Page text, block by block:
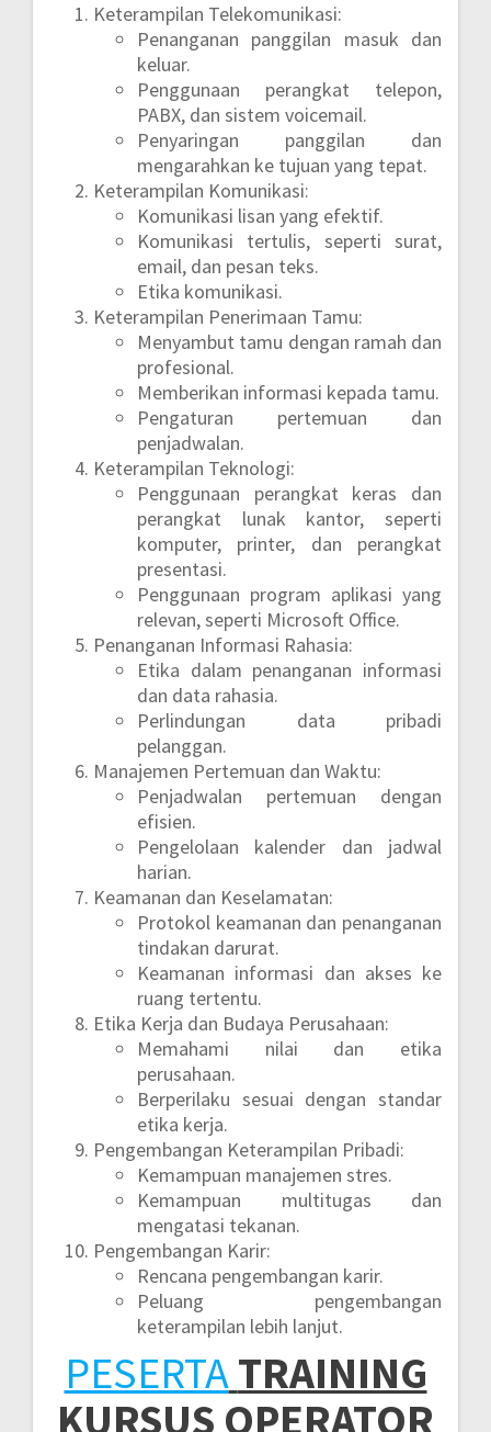
Keterampilan Telekomunikasi:
Penanganan panggilan masuk dan
keluar.
Penggunaan perangkat telepon,
PABX, dan sistem voicemail.
Penyaringan panggilan dan
mengarahkan ke tujuan yang tepat.
Keterampilan Komunikasi:
Komunikasi lisan yang efektif.
Komunikasi tertulis, seperti surat,
email, dan pesan teks.
Etika komunikasi.
Keterampilan Penerimaan Tamu:
Menyambut tamu dengan ramah dan
profesional.
Memberikan informasi kepada tamu.
Pengaturan pertemuan dan
penjadwalan.
Keterampilan Teknologi:
Penggunaan perangkat keras dan
perangkat lunak kantor, seperti
komputer, printer, dan perangkat
presentasi.
Penggunaan program aplikasi yang
relevan, seperti Microsoft Office.
Penanganan Informasi Rahasia:
Etika dalam penanganan informasi
dan data rahasia.
Perlindungan data pribadi
pelanggan.
Manajemen Pertemuan dan Waktu:
Penjadwalan pertemuan dengan
efisien.
Pengelolaan kalender dan jadwal
harian.
Keamanan dan Keselamatan:
Protokol keamanan dan penanganan
tindakan darurat.
Keamanan informasi dan akses ke
ruang tertentu.
Etika Kerja dan Budaya Perusahaan:
Memahami nilai dan etika
perusahaan.
Berperilaku sesuai dengan standar
etika kerja.
Pengembangan Keterampilan Pribadi:
Kemampuan manajemen stres.
Kemampuan multitugas dan
mengatasi tekanan.
Pengembangan Karir:
Rencana pengembangan karir.
Peluang pengembangan
keterampilan lebih lanjut.
PESERTATRAINING
KURSUS OPERATOR